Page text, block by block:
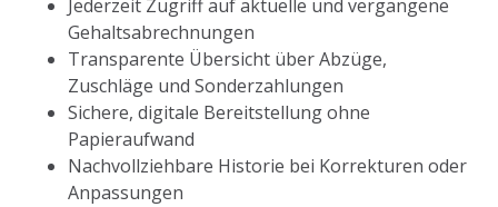
Jederzeit Zugriff auf aktuelle und vergangene
Gehaltsabrechnungen
Transparente Übersicht über Abzüge,
Zuschläge und Sonderzahlungen
Sichere, digitale Bereitstellung ohne
Papieraufwand
Nachvollziehbare Historie bei Korrekturen oder
Anpassungen